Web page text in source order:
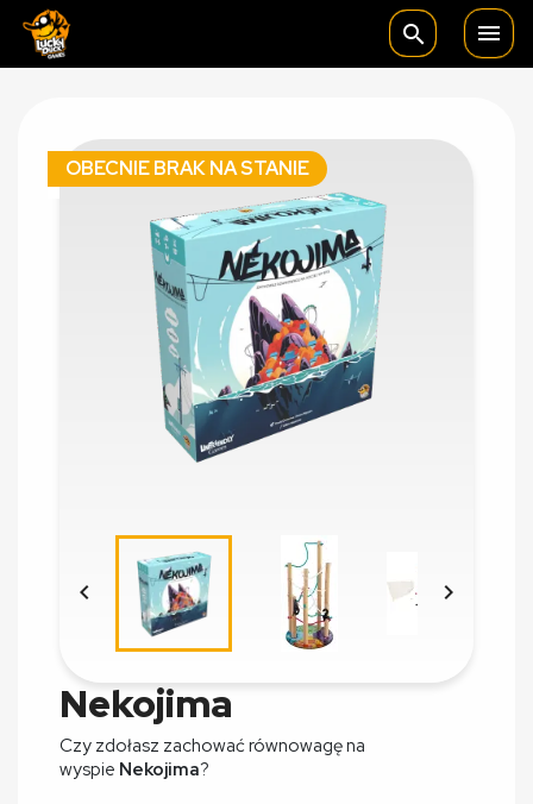
search 
OBECNIE BRAK NA STANIE
 
Nekojima
Czy zdołasz zachować równowagę na
wyspie Nekojima?